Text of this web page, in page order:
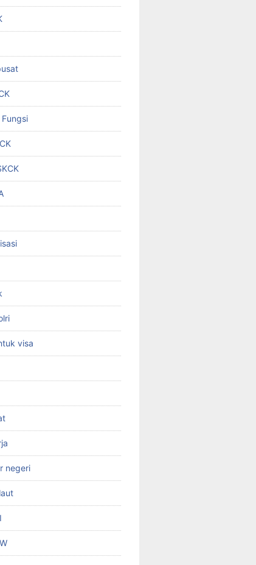
visa
negeri